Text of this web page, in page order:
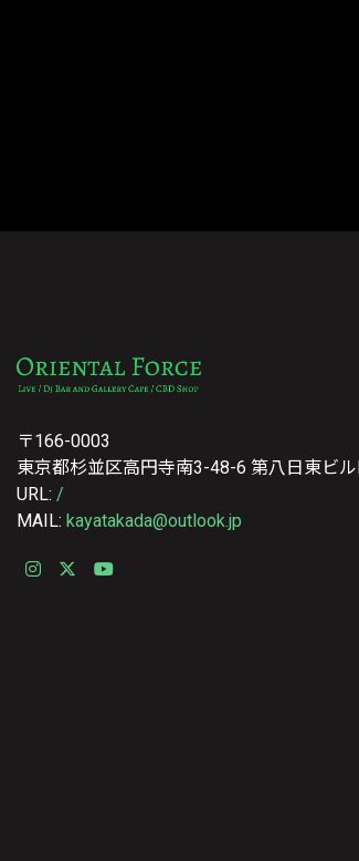
〒166-0003
東京都杉並区高円寺南3-48-6 第八日東ビル
URL: /
MAIL: kayatakada@outlook.jp